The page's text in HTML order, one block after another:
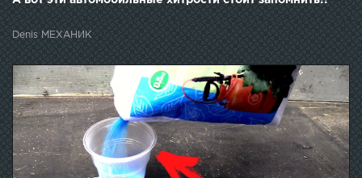
Denis МЕХАНИК